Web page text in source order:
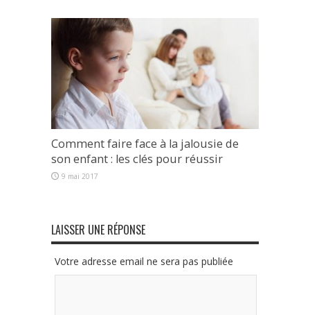
Comment faire face à la jalousie de
son enfant : les clés pour réussir
9 mai 2017
LAISSER UNE RÉPONSE
Votre adresse email ne sera pas publiée